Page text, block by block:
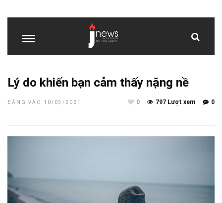
Lý do khiến bạn cảm thấy nặng nề
ĐĂNG VÀO 10/03/2021 0
797 Lượt xem
0